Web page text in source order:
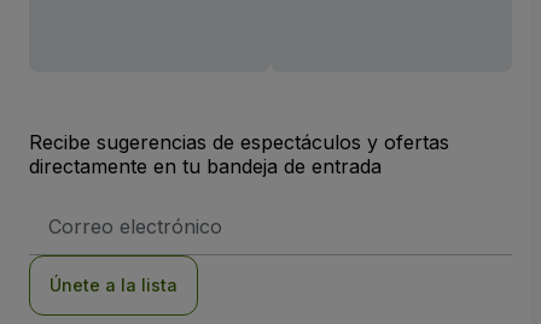
Recibe sugerencias de espectáculos y ofertas
directamente en tu bandeja de entrada
de
Únete a la lista